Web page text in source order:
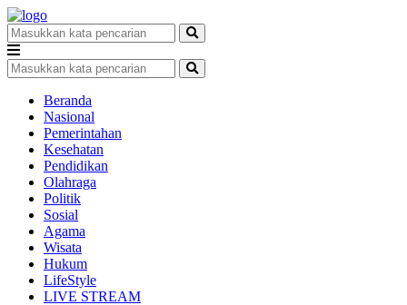
Beranda
Nasional
Pemerintahan
Kesehatan
Pendidikan
Olahraga
Politik
Sosial
Agama
Wisata
Hukum
LifeStyle
LIVE STREAM